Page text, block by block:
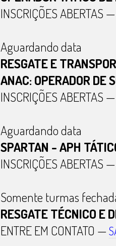
INSCRIÇÕES ABERTAS —
Aguardando data
RESGATE E
ANAC: OPERADOR DE
INSCRIÇÕES ABERTAS —
Aguardando data
SPARTAN - APH
INSCRIÇÕES ABERTAS —
Somente turmas
RESGATE TÉCNICO E
ENTRE EM CONTATO —